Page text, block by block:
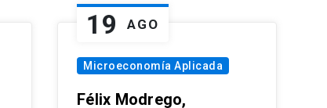
19 AGO
Microeconomía Aplicada
Félix Modrego,